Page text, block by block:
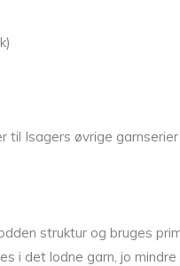
til Isagers øvrige garnserier
struktur og bruges
i det lodne garn, jo